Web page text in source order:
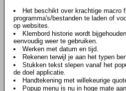
Het beschikt over krachtige macro
programma's/bestanden te laden of
op websites.
Klembord historie wordt
eenvoudig weer te gebruiken.
Werken met datum en tijd.
Rekenen terwijl je aan het typen
Stukken tekst slepen vanaf het
de doel applicatie.
Handtekening met willekeurige
Popup menu is nu in hoge mate